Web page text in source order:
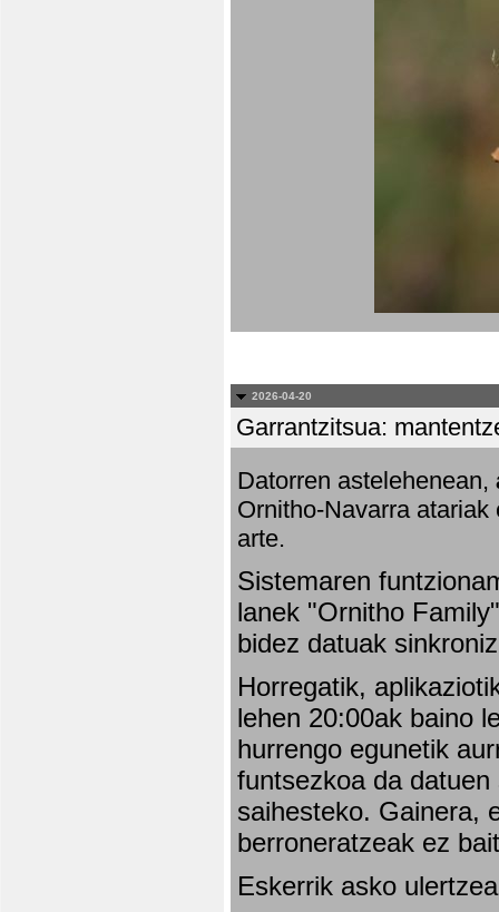
2026-04-20
Garrantzitsua:
Datorren astelehenean,
Ornitho-Navarra
arte.
Sistemaren
lanek "Ornitho
bidez datuak
Horregatik,
lehen 20:00ak baino
hurrengo egunetik
funtsezkoa da
saihesteko. Gainera,
berroneratzeak ez
Eskerrik asko